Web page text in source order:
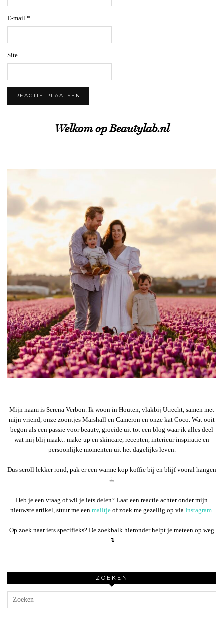
E-mail *
Site
Welkom op Beautylab.nl
Mijn naam is Serena Verbon. Ik woon in Houten, vlakbij Utrecht, samen met
mijn vriend, onze zoontjes Marshall en Cameron en onze kat Coco. Wat ooit
begon als een passie voor beauty, groeide uit tot een blog waar ik alles deel
wat mij blij maakt: make-up en skincare, recepten, interieur inspiratie en
persoonlijke momenten uit het dagelijks leven.
Dus scroll lekker rond, pak er een warme kop koffie bij en blijf vooral hangen
☕︎
Heb je een vraag of wil je iets delen? Laat een reactie achter onder mijn
nieuwste artikel, stuur me een mailtje of zoek me gezellig op via Instagram.
Op zoek naar iets specifieks? De zoekbalk hieronder helpt je meteen op weg
↴
ZOEKEN